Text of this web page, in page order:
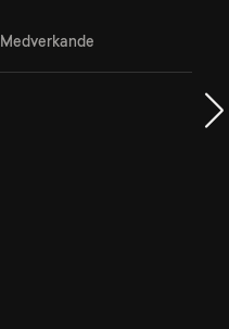
Medverkande